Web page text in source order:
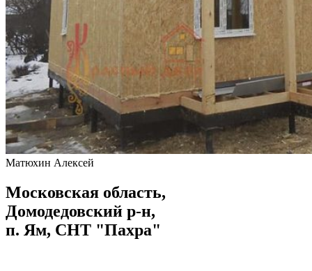
Матюхин Алексей
Московская область,
Домодедовский р-н,
п. Ям, СНТ "Пахра"